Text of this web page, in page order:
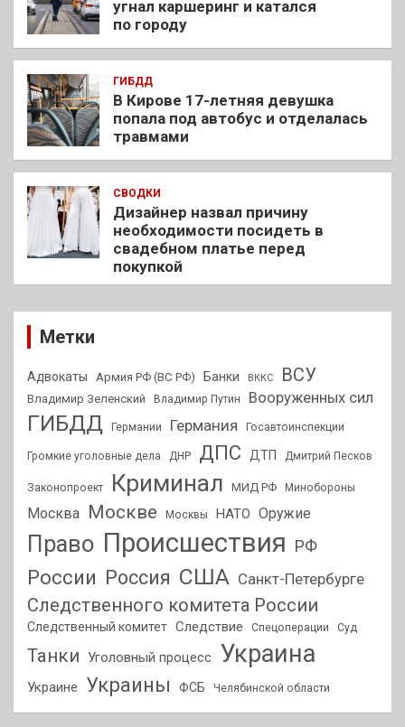
угнал каршеринг и катался
по городу
ГИБДД
В Кирове 17-летняя девушка
попала под автобус и отделалась
травмами
СВОДКИ
Дизайнер назвал причину
необходимости посидеть в
свадебном платье перед
покупкой
Метки
Адвокаты Армия РФ (ВС РФ) Банки ВККС ВСУ
Владимир Зеленский Владимир Путин Вооруженных сил
ГИБДД Германии Германия Госавтоинспекции
Громкие уголовные дела ДНР ДПС ДТП Дмитрий Песков
Законопроект Криминал МИД РФ Минобороны
Москва Москве Москвы НАТО Оружие
Право Происшествия РФ
России Россия США Санкт-Петербурге
Следственного комитета России
Следственный комитет Следствие Спецоперации Суд
Танки Уголовный процесс Украина
Украине Украины ФСБ Челябинской области